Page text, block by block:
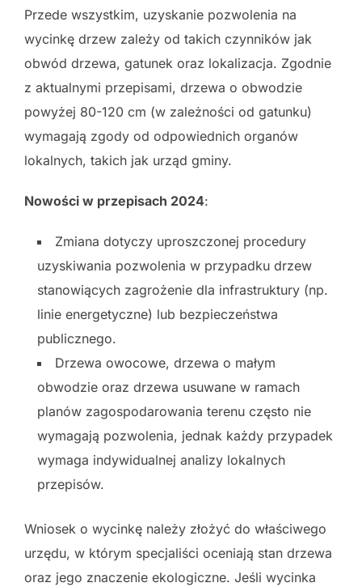
Przede wszystkim, uzyskanie pozwolenia na
wycinkę drzew zależy od takich czynników jak
obwód drzewa, gatunek oraz lokalizacja. Zgodnie
z aktualnymi przepisami, drzewa o obwodzie
powyżej 80-120 cm (w zależności od gatunku)
wymagają zgody od odpowiednich organów
lokalnych, takich jak urząd gminy.
Nowości w przepisach 2024:
Zmiana dotyczy uproszczonej procedury
uzyskiwania pozwolenia w przypadku drzew
stanowiących zagrożenie dla infrastruktury (np.
linie energetyczne) lub bezpieczeństwa
publicznego.
Drzewa owocowe, drzewa o małym
obwodzie oraz drzewa usuwane w ramach
planów zagospodarowania terenu często nie
wymagają pozwolenia, jednak każdy przypadek
wymaga indywidualnej analizy lokalnych
przepisów.
Wniosek o wycinkę należy złożyć do właściwego
urzędu, w którym specjaliści oceniają stan drzewa
oraz jego znaczenie ekologiczne. Jeśli wycinka